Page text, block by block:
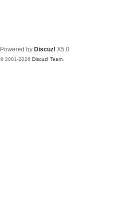
Powered by Discuz! X5.0
© 2001-2026 Discuz! Team